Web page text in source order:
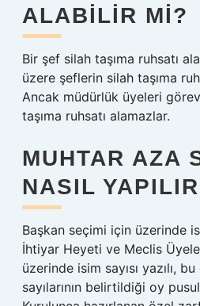
ALABILIR MI?
Bir şef silah taşıma ruhsatı
üzere şeflerin silah taşıma
Ancak müdürlük üyeleri
taşıma ruhsatı alamazlar.
MUHTAR AZA
NASIL
Başkan seçimi için üzerinde
İhtiyar Heyeti ve Meclis
üzerinde isim sayısı yazılı,
sayılarının belirtildiği oy